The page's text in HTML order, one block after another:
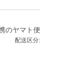
のヤマト便
配送区分: